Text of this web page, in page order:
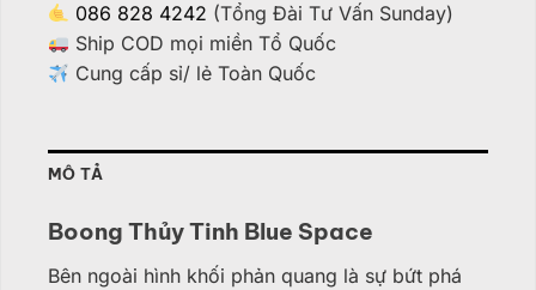
086 828 4242 (Tổng Đài Tư Vấn Sunday)
Ship COD mọi miền Tổ Quốc
Cung cấp sỉ/ lẻ Toàn Quốc
MÔ TẢ
Boong Thủy Tinh Blue Space
Bên ngoài hình khối phản quang là sự bứt phá